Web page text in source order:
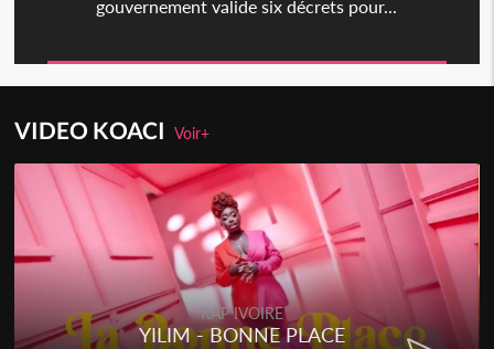
gouvernement valide six décrets pour...
VIDEO KOACIVoir+
RAP IVOIRE
YILIM - BONNE PLACE